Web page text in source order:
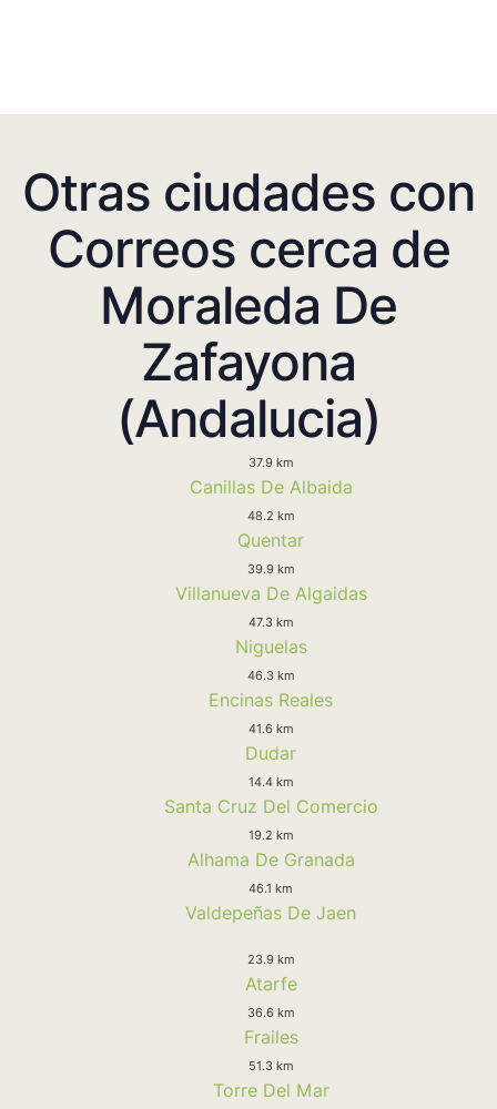
Otras ciudades con
Correos cerca de
Moraleda De
Zafayona
(Andalucia)
37.9 km
Canillas De Albaida
48.2 km
Quentar
39.9 km
Villanueva De Algaidas
47.3 km
Niguelas
46.3 km
Encinas Reales
41.6 km
Dudar
14.4 km
Santa Cruz Del Comercio
19.2 km
Alhama De Granada
46.1 km
Valdepeñas De Jaen
23.9 km
Atarfe
36.6 km
Frailes
51.3 km
Torre Del Mar